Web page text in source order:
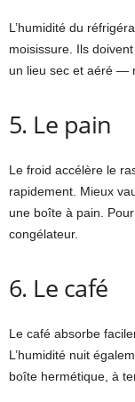
L’humidité du
moisissure. Ils
un lieu sec et aéré —
5. Le pain
Le froid accélère le
rapidement. Mieux
une boîte à pain.
congélateur.
6. Le café
Le café absorbe
L’humidité nuit
boîte hermétique, à